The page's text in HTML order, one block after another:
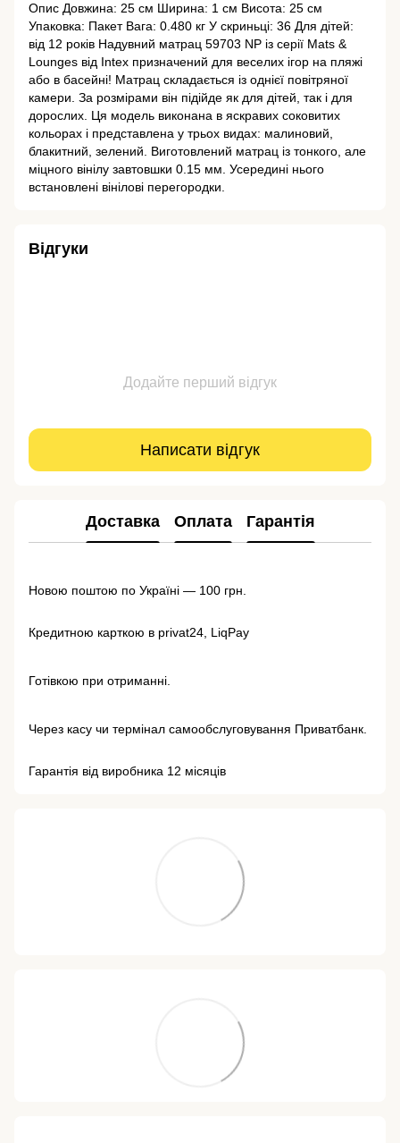
Опис Довжина: 25 см Ширина: 1 см Висота: 25 см
Упаковка: Пакет Вага: 0.480 кг У скриньці: 36 Для дітей:
від 12 років Надувний матрац 59703 NP із серії Mats &
Lounges від Intex призначений для веселих ігор на пляжі
або в басейні! Матрац складається із однієї повітряної
камери. За розмірами він підійде як для дітей, так і для
дорослих. Ця модель виконана в яскравих соковитих
кольорах і представлена ​​у трьох видах: малиновий,
блакитний, зелений. Виготовлений матрац із тонкого, але
міцного вінілу завтовшки 0.15 мм. Усередині нього
встановлені вінілові перегородки.
Відгуки
Додайте перший відгук
Написати відгук
Доставка Оплата Гарантія
Новою поштою по Україні — 100 грн.
Кредитною карткою в privat24, LiqPay
Готівкою при отриманні.
Через касу чи термінал самообслуговування Приватбанк.
Гарантія від виробника 12 місяців